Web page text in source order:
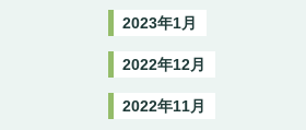
2023年1月
2022年12月
2022年11月